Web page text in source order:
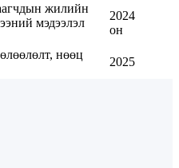
жилийн
мэдээлэл
2024
он
нөөц
2025